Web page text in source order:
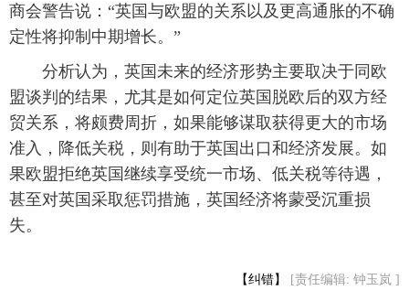
商会警告说：“英国与欧盟的关系以及更高通胀的不确
定性将抑制中期增长。”
分析认为，英国未来的经济形势主要取决于同欧
盟谈判的结果，尤其是如何定位英国脱欧后的双方经
贸关系，将颇费周折，如果能够谋取获得更大的市场
准入，降低关税，则有助于英国出口和经济发展。如
果欧盟拒绝英国继续享受统一市场、低关税等待遇，
甚至对英国采取惩罚措施，英国经济将蒙受沉重损
失。
【纠错】 [责任编辑: 钟玉岚 ]